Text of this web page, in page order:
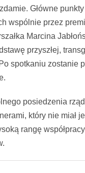
Główne
wspólnie przez
Marcina
przyszłej,
spotkaniu zostanie
posiedzenia
który nie miał
rangę